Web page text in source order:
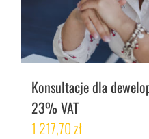
Konsultacje dla
23% VAT
1 217,70zł